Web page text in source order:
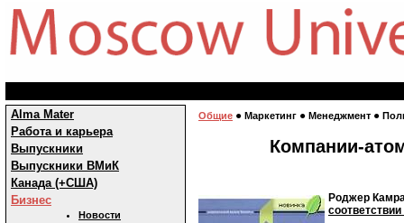
Alma Mater
Работа и карьера
Выпускники
Выпускники ВМиК
Канада (+США)
Бизнес
Новости
Общие ● Маркетинг ● Менеджмент ●
Компании-
Роджер